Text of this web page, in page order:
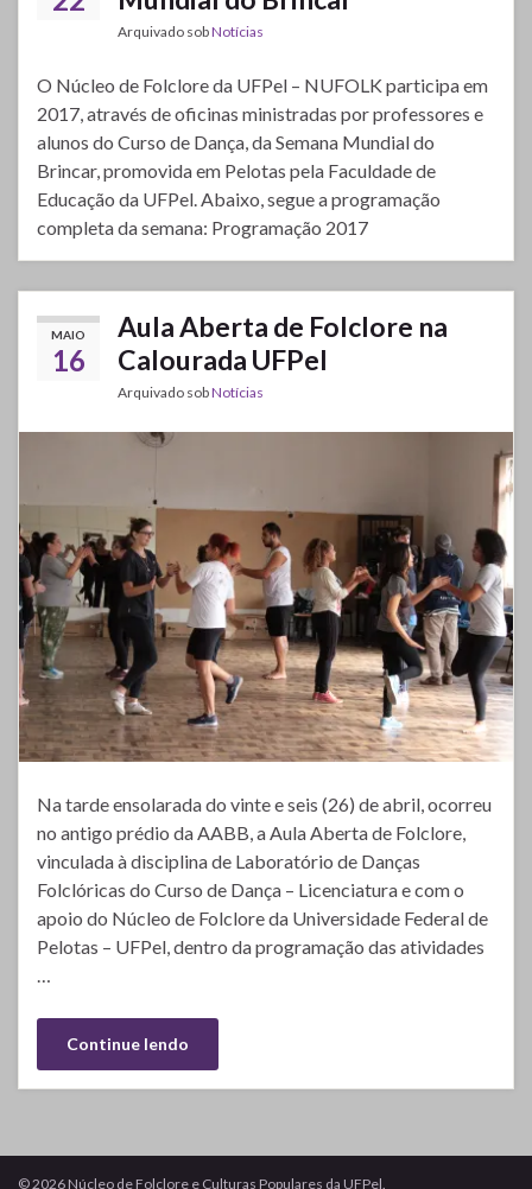
Arquivado sobNotícias
O Núcleo de Folclore da UFPel – NUFOLK participa em
2017, através de oficinas ministradas por professores e
alunos do Curso de Dança, da Semana Mundial do
Brincar, promovida em Pelotas pela Faculdade de
Educação da UFPel. Abaixo, segue a programação
completa da semana: Programação 2017
MAIO
16
Aula Aberta de Folclore na
Calourada UFPel
Arquivado sobNotícias
Na tarde ensolarada do vinte e seis (26) de abril, ocorreu
no antigo prédio da AABB, a Aula Aberta de Folclore,
vinculada à disciplina de Laboratório de Danças
Folclóricas do Curso de Dança – Licenciatura e com o
apoio do Núcleo de Folclore da Universidade Federal de
Pelotas – UFPel, dentro da programação das atividades
…
Continue lendo
© 2026 Núcleo de Folclore e Culturas Populares da UFPel.